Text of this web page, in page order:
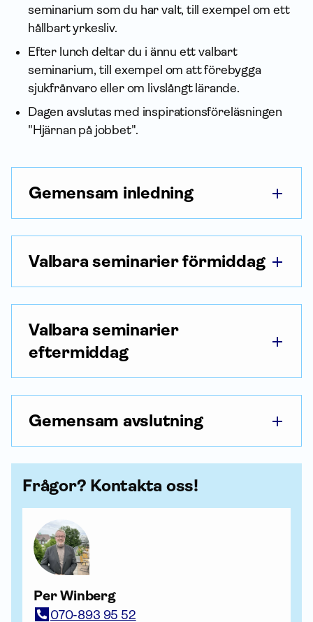
seminarium som du har valt, till exempel om ett
hållbart yrkesliv.
Efter lunch deltar du i ännu ett valbart
seminarium, till exempel om att förebygga
sjukfrånvaro eller om livslångt lärande.
Dagen avslutas med inspirationsföreläsningen
"Hjärnan på jobbet".
Gemensam inledning
Valbara seminarier förmiddag
Valbara seminarier
eftermiddag
Gemensam avslutning
Frågor? Kontakta oss!
Per Winberg
070-893 95 52